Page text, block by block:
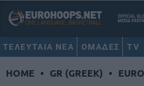
ΤΕΛΕΥΤΑΙΑ ΝΕΑ ΟΜΑΔΕΣ TV
HOME • GR (GREEK) •